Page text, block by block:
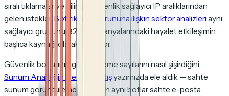
sıralı tıklamalar ve bilinen güvenlik sağlayıcı IP aralıklarından
gelen istekler. Bot tıklama sorununa ilişkin sektör analizleri aynı
sağlayıcı grubunu B2B kampanyalarındaki hayalet etkileşimin
başlıca kaynağı olarak listeliyor.
Güvenlik botlarının görüntüleme sayılarını nasıl şişirdiğini
Sunum Analitiğin Neden Yanlışyazımızda ele aldık — sahte
sunum görüntülemeleri yapan aynı botlar sahte e-posta